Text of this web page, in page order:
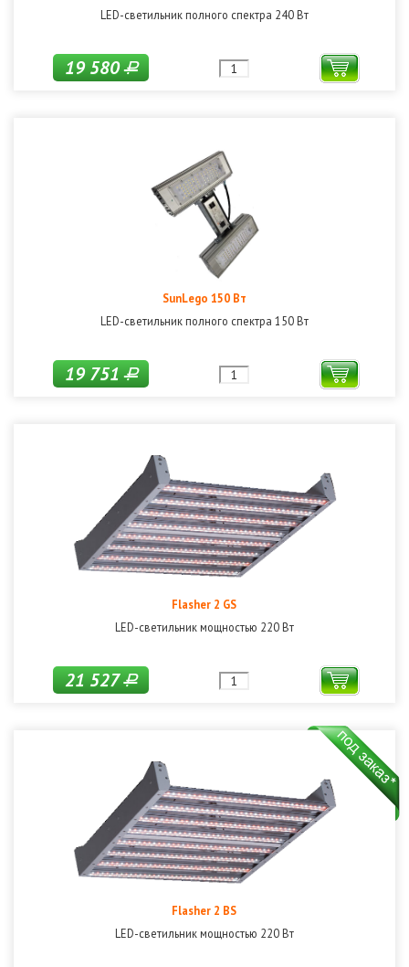
LED-светильник полного спектра 240 Вт
19 580Р
SunLego 150 Вт
LED-светильник полного спектра 150 Вт
19 751Р
Flasher 2 GS
LED-светильник мощностью 220 Вт
21 527Р
Flasher 2 BS
LED-светильник мощностью 220 Вт